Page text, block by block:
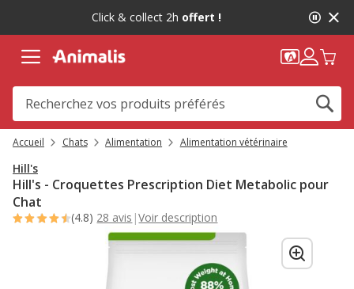
message,
Click & collect 2h offert !
Accueil Chats Alimentation Alimentation vétérinaire
Hill's
Hill's - Croquettes Prescription Diet Metabolic pour
Chat
(4.8) 28 avis |Voir description